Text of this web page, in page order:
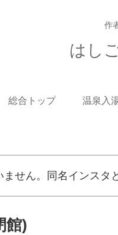
作
はし
総合トップ 温泉入
せん。同名インスタ
館)